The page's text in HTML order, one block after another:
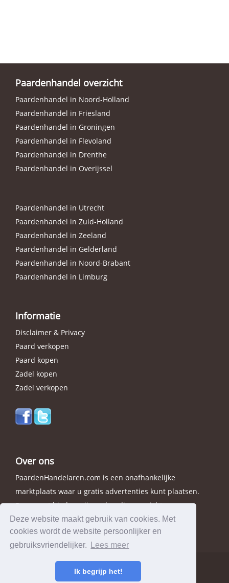
Deze website maakt gebruik van cookies. Met
cookies wordt de website persoonlijker en
gebruiksvriendelijker.
Lees meer
Ik begrijp het!
Paardenhandel overzicht
Paardenhandel in Noord-Holland
Paardenhandel in Friesland
Paardenhandel in Groningen
Paardenhandel in Flevoland
Paardenhandel in Drenthe
Paardenhandel in Overijssel
Paardenhandel in Utrecht
Paardenhandel in Zuid-Holland
Paardenhandel in Zeeland
Paardenhandel in Gelderland
Paardenhandel in Noord-Brabant
Paardenhandel in Limburg
Informatie
Disclaimer & Privacy
Paard verkopen
Paard kopen
Zadel kopen
Zadel verkopen
Over ons
PaardenHandelaren.com is een onafhankelijke
marktplaats waar u gratis advertenties kunt plaatsen.
Daarnaast bieden wij een handig overzicht van
handelaren in elke provincie.